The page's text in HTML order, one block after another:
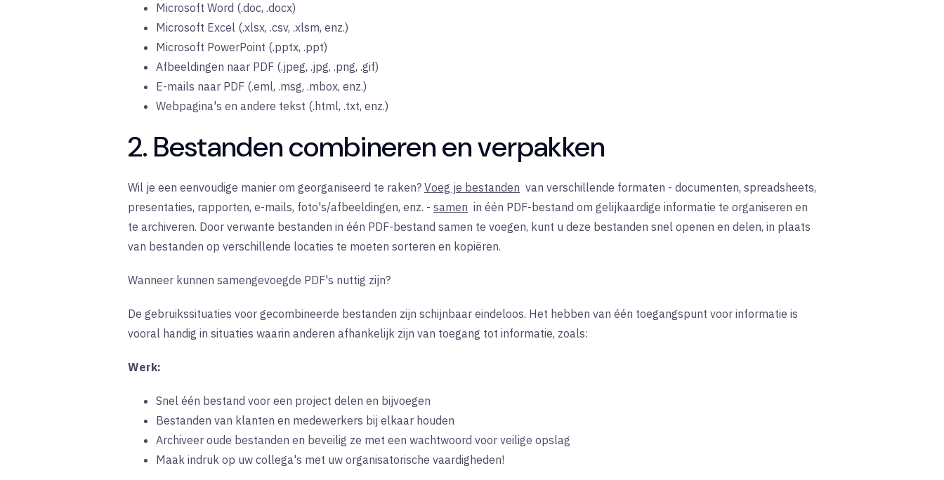
Microsoft Word (.doc, .docx)
Microsoft Excel (.xlsx, .csv, .xlsm, enz.)
Microsoft PowerPoint (.pptx, .ppt)
Afbeeldingen naar PDF (.jpeg, .jpg, .png, .gif)
E-mails naar PDF (.eml, .msg, .mbox, enz.)
Webpagina's en andere tekst (.html, .txt, enz.)
2. Bestanden combineren en verpakken
Wil je een eenvoudige manier om georganiseerd te raken? Voeg je bestanden van verschillende formaten - documenten, spreadsheets,
presentaties, rapporten, e-mails, foto's/afbeeldingen, enz. - samen in één PDF-bestand om gelijkaardige informatie te organiseren en
te archiveren. Door verwante bestanden in één PDF-bestand samen te voegen, kunt u deze bestanden snel openen en delen, in plaats
van bestanden op verschillende locaties te moeten sorteren en kopiëren.
Wanneer kunnen samengevoegde PDF's nuttig zijn?
De gebruikssituaties voor gecombineerde bestanden zijn schijnbaar eindeloos. Het hebben van één toegangspunt voor informatie is
vooral handig in situaties waarin anderen afhankelijk zijn van toegang tot informatie, zoals:
Werk:
Snel één bestand voor een project delen en bijvoegen
Bestanden van klanten en medewerkers bij elkaar houden
Archiveer oude bestanden en beveilig ze met een wachtwoord voor veilige opslag
Maak indruk op uw collega's met uw organisatorische vaardigheden!